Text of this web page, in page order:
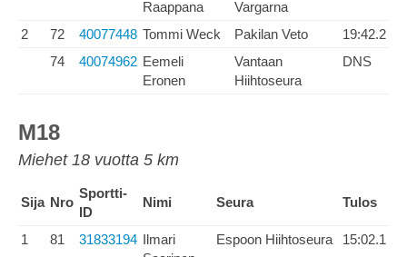
Raappana
Vargarna
2 72 40077448 Tommi Weck Pakilan Veto
19:42.2
74
40074962 Eemeli
Eronen
Vantaan
Hiihtoseura
DNS
M18
Miehet 18 vuotta 5 km
Sija Nro
Sportti-
ID
Nimi Seura Tulos
1 81 31833194 Ilmari
Espoon Hiihtoseura 15:02.1